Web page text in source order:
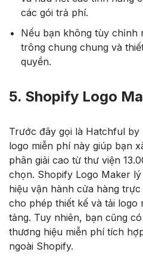
các gói trả phí.
Nếu bạn không tùy chỉnh
trông chung chung và
quyền.
5. Shopify Logo
Trước đây gọi là Hatchful by
logo miễn phí này giúp bạn
phân giải cao từ thư viện
chọn. Shopify Logo Maker
hiệu vận hành cửa hàng
cho phép thiết kế và tải logo
tảng. Tuy nhiên, bạn cũng
thương hiệu miễn phí tích
ngoài Shopify.